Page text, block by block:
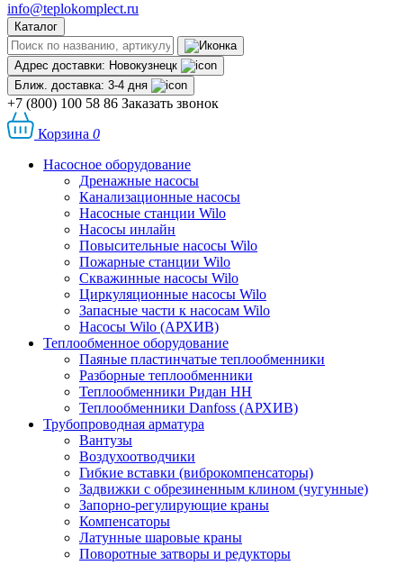
info@teplokomplect.ru
Каталог
Адрес доставки: Новокузнецк
Ближ. доставка: 3-4 дня
+7 (800) 100 58 86 Заказать звонок
Корзина 0
Насосное оборудование
Дренажные насосы
Канализационные насосы
Насосные станции Wilo
Насосы инлайн
Повысительные насосы Wilo
Пожарные станции Wilo
Скважинные насосы Wilo
Циркуляционные насосы Wilo
Запасные части к насосам Wilo
Насосы Wilo (АРХИВ)
Теплообменное оборудование
Паяные пластинчатые теплообменники
Разборные теплообменники
Теплообменники Ридан НН
Теплообменники Danfoss (АРХИВ)
Трубопроводная арматура
Вантузы
Воздухоотводчики
Гибкие вставки (виброкомпенсаторы)
Задвижки с обрезиненным клином (чугунные)
Запорно-регулирующие краны
Компенсаторы
Латунные шаровые краны
Поворотные затворы и редукторы